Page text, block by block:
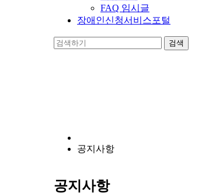
FAQ 임시글
장애인신청서비스포털
공지사항
공지사항